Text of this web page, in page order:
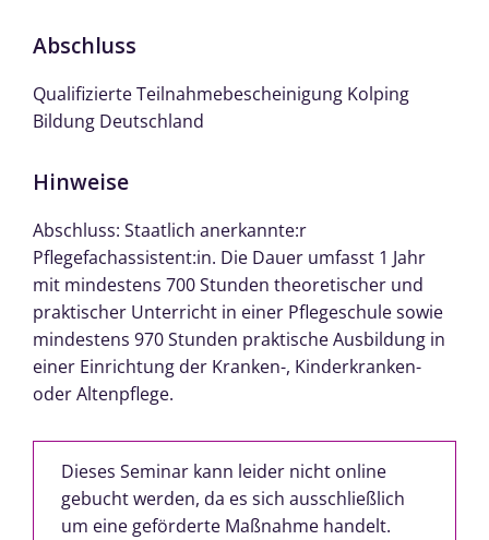
Abschluss
Qualifizierte Teilnahmebescheinigung Kolping
Bildung Deutschland
Hinweise
Abschluss: Staatlich anerkannte:r
Pflegefachassistent:in. Die Dauer umfasst 1 Jahr
mit mindestens 700 Stunden theoretischer und
praktischer Unterricht in einer Pflegeschule sowie
mindestens 970 Stunden praktische Ausbildung in
einer Einrichtung der Kranken-, Kinderkranken-
oder Altenpflege.
Dieses Seminar kann leider nicht online
gebucht werden, da es sich ausschließlich
um eine geförderte Maßnahme handelt.